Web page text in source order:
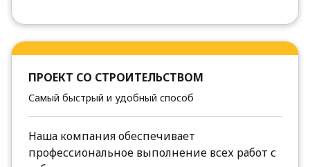
ПРОЕКТ СО СТРОИТЕЛЬСТВОМ
Самый быстрый и удобный способ
Наша компания обеспечивает
профессиональное выполнение всех работ с